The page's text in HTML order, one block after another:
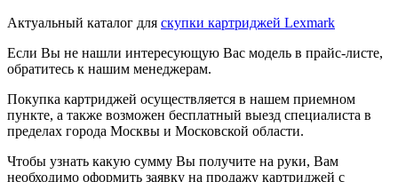
Актуальный каталог для скупки картриджей Lexmark
Если Вы не нашли интересующую Вас модель в прайс-листе,
обратитесь к нашим менеджерам.
Покупка картриджей осуществляется в нашем приемном
пункте, а также возможен бесплатный выезд специалиста в
пределах города Москвы и Московской области.
Чтобы узнать какую сумму Вы получите на руки, Вам
необходимо оформить заявку на продажу картриджей с